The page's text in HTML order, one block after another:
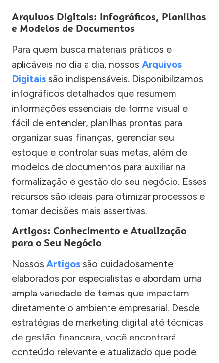
Arquivos Digitais: Infográficos, Planilhas
e Modelos de Documentos
Para quem busca materiais práticos e
aplicáveis no dia a dia, nossos Arquivos
Digitais são indispensáveis. Disponibilizamos
infográficos detalhados que resumem
informações essenciais de forma visual e
fácil de entender, planilhas prontas para
organizar suas finanças, gerenciar seu
estoque e controlar suas metas, além de
modelos de documentos para auxiliar na
formalização e gestão do seu negócio. Esses
recursos são ideais para otimizar processos e
tomar decisões mais assertivas.
Artigos: Conhecimento e Atualização
para o Seu Negócio
Nossos Artigos são cuidadosamente
elaborados por especialistas e abordam uma
ampla variedade de temas que impactam
diretamente o ambiente empresarial. Desde
estratégias de marketing digital até técnicas
de gestão financeira, você encontrará
conteúdo relevante e atualizado que pode